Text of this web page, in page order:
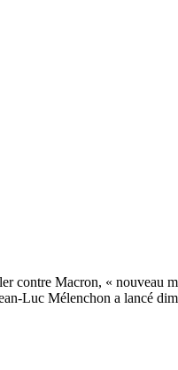
Luc Mélenchon a lancé